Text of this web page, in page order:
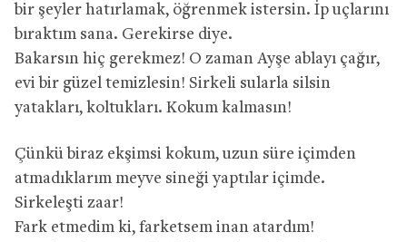
bir şeyler hatırlamak, öğrenmek istersin. İp uçlarını
bıraktım sana. Gerekirse diye.
Bakarsın hiç gerekmez! O zaman Ayşe ablayı çağır,
evi bir güzel temizlesin! Sirkeli sularla silsin
yatakları, koltukları. Kokum kalmasın!
Çünkü biraz ekşimsi kokum, uzun süre içimden
atmadıklarım meyve sineği yaptılar içimde.
Sirkeleşti zaar!
Fark etmedim ki, farketsem inan atardım!